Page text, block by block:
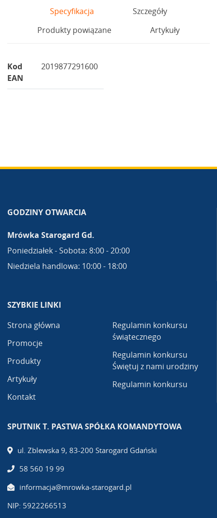
Specyfikacja
Szczegóły
Produkty powiązane
Artykuły
Kod
EAN
2019877291600
GODZINY OTWARCIA
Mrówka Starogard Gd.
Poniedziałek - Sobota: 8:00 - 20:00
Niedziela handlowa: 10:00 - 18:00
SZYBKIE LINKI
Strona główna
Promocje
Produkty
Artykuły
Kontakt
Regulamin konkursu
świątecznego
Regulamin konkursu
Świętuj z nami urodziny
Regulamin konkursu
SPUTNIK T. PASTWA SPÓŁKA KOMANDYTOWA
ul. Zblewska 9, 83-200 Starogard Gdański
58 560 19 99
informacja@mrowka-starogard.pl
NIP: 5922266513